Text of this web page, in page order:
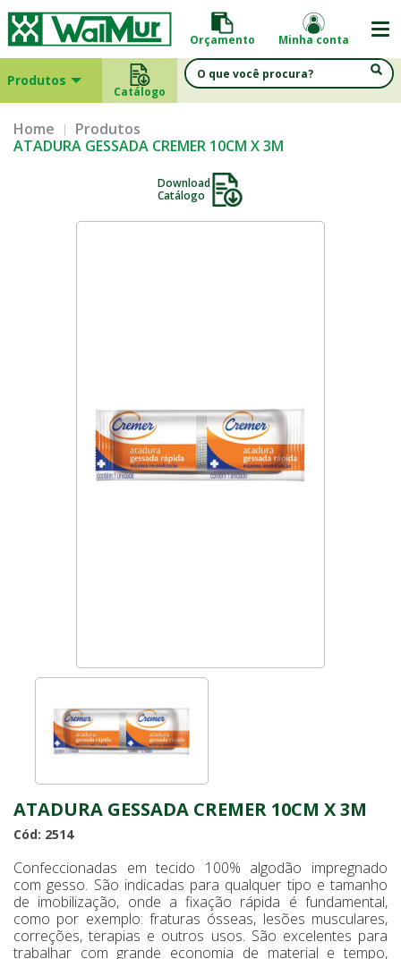
Orçamento Minha conta
Produtos
Catálogo
Home
Produtos
ATADURA GESSADA CREMER 10CM X 3M
Download
Catálogo
ATADURA GESSADA CREMER 10CM X 3M
Cód: 2514
Confeccionadas em tecido 100% algodão impregnado
com gesso. São indicadas para qualquer tipo e tamanho
de imobilização, onde a fixação rápida é fundamental,
como por exemplo: fraturas ósseas, lesões musculares,
correções, terapias e outros usos. São excelentes para
trabalhar com grande economia de material e tempo,